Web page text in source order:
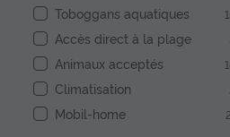
Toboggans aquatiques
Accès direct à la plage
Animaux acceptés
Climatisation
Mobil-home